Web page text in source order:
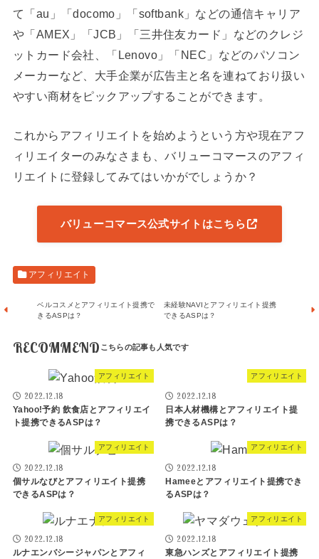
て「au」「docomo」「softbank」などの通信キャリア
や「AMEX」「JCB」「三井住友カード」などのクレジ
ットカード会社、「Lenovo」「NEC」などのパソコン
メーカーなど、大手企業が広告主と名を連ねており扱い
やすい商材をピックアップすることができます。
これからアフィリエイトを始めようという方や現在アフ
ィリエイターのみなさまも、バリューコマースのアフィ
リエイトに登録してみてはいかがでしょうか？
バリューコマース公式サイトはこちら
アフィリエイト
ベルコスメとアフィリエイト提携で
きるASPは？
未経験NAVIとアフィリエイト提携
できるASPは？
RECOMMEND
アフィリエイト
2022.12.18
Yahoo!予約 飲食店とアフィリエイ
ト提携できるASPは？
アフィリエイト
2022.12.18
日本人材機構とアフィリエイト提
携できるASPは？
アフィリエイト
2022.12.18
個サルなびとアフィリエイト提携
できるASPは？
アフィリエイト
2022.12.18
Hameeとアフィリエイト提携でき
るASPは？
アフィリエイト
2022.12.18
ルナエンバシージャパンとアフィ
アフィリエイト
2022.12.18
東急ハンズとアフィリエイト提携